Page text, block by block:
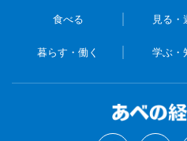
食べる 見る・
暮らす・働く 学ぶ・